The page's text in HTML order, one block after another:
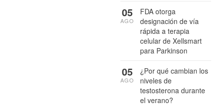
FDA otorga
designación de vía
rápida a terapia
celular de Xellsmart
para Parkinson
05
AGO
¿Por qué cambian los
niveles de
testosterona durante
el verano?
05
AGO